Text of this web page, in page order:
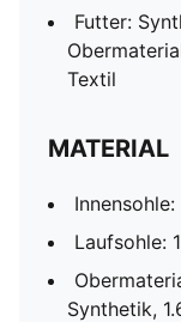
Futter:
Textil
MATERIAL
Laufsohle:
Synthetik,